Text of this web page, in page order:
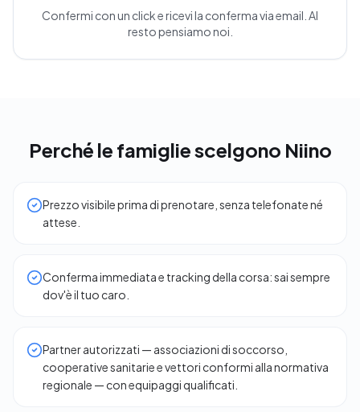
Confermi con un click e ricevi la conferma via email. Al
resto pensiamo noi.
Perché le famiglie scelgono Niino
Prezzo visibile prima di prenotare, senza telefonate né
attese.
Conferma immediata e tracking della corsa: sai sempre
dov'è il tuo caro.
Partner autorizzati — associazioni di soccorso,
cooperative sanitarie e vettori conformi alla normativa
regionale — con equipaggi qualificati.